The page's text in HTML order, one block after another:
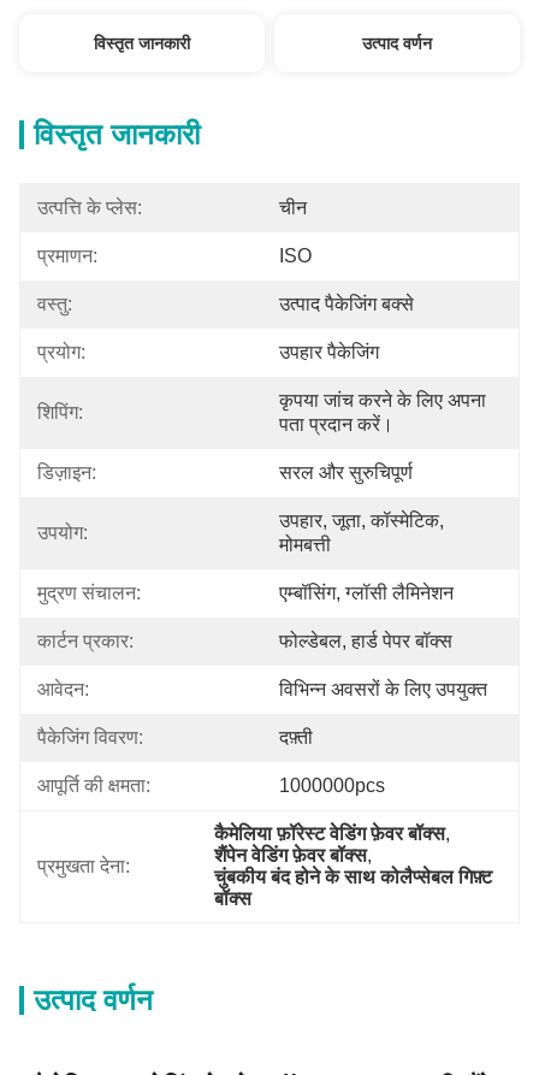
विस्तृत जानकारी उत्पाद वर्णन
विस्तृत जानकारी
उत्पत्ति के प्लेस: चीन
प्रमाणन: ISO
वस्तु: उत्पाद पैकेजिंग बक्से
प्रयोग: उपहार पैकेजिंग
शिपिंग:
कृपया जांच करने के लिए अपना
पता प्रदान करें।
डिज़ाइन: सरल और सुरुचिपूर्ण
उपयोग:
उपहार, जूता, कॉस्मेटिक,
मोमबत्ती
मुद्रण संचालन: एम्बॉसिंग, ग्लॉसी लैमिनेशन
कार्टन प्रकार: फोल्डेबल, हार्ड पेपर बॉक्स
आवेदन: विभिन्न अवसरों के लिए उपयुक्त
पैकेजिंग विवरण: दफ़्ती
आपूर्ति की क्षमता: 1000000pcs
प्रमुखता देना:
कैमेलिया फ़ॉरेस्ट वेडिंग फ़ेवर बॉक्स,
शैंपेन वेडिंग फ़ेवर बॉक्स,
चुंबकीय बंद होने के साथ कोलैप्सेबल गिफ़्ट
बॉक्स
उत्पाद वर्णन